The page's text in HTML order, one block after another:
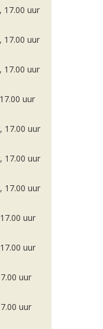
17.00 uur
17.00 uur
17.00 uur
uur
17.00 uur
17.00 uur
17.00 uur
uur
uur
uur
uur